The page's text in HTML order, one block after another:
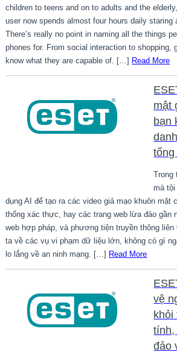
children to teens and on to adults and the
user now spends almost four hours daily staring
There’s really no point in naming all the things
phones for. From social interaction to
know what they are capable of. […] Read More
mật
bạn
tống
Trong
mà
dụng AI để tạo ra các video giả mạo khuôn mặt
thống xác thực, hay các trang web lừa đảo gần
web hợp pháp, và phương tiện truyền thông liên
ta về các vụ vi phạm dữ liệu lớn, không có gì
lo lắng về an ninh mạng. […] Read More
vệ
khỏi
tính,
đảo